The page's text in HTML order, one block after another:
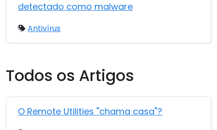
detectado como malware
Antivírus
Todos os Artigos
O Remote Utilities "chama casa"?